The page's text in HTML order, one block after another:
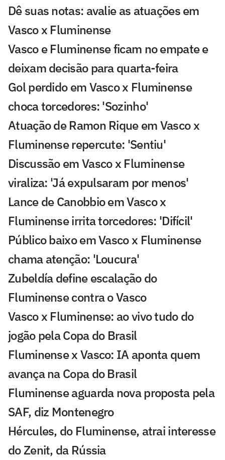
Dê suas notas: avalie as atuações em
Vasco x Fluminense
Vasco e Fluminense ficam no empate e
deixam decisão para quarta-feira
Gol perdido em Vasco x Fluminense
choca torcedores: 'Sozinho'
Atuação de Ramon Rique em Vasco x
Fluminense repercute: 'Sentiu'
Discussão em Vasco x Fluminense
viraliza: 'Já expulsaram por menos'
Lance de Canobbio em Vasco x
Fluminense irrita torcedores: 'Difícil'
Público baixo em Vasco x Fluminense
chama atenção: 'Loucura'
Zubeldía define escalação do
Fluminense contra o Vasco
Vasco x Fluminense: ao vivo tudo do
jogão pela Copa do Brasil
Fluminense x Vasco: IA aponta quem
avança na Copa do Brasil
Fluminense aguarda nova proposta pela
SAF, diz Montenegro
Hércules, do Fluminense, atrai interesse
do Zenit, da Rússia